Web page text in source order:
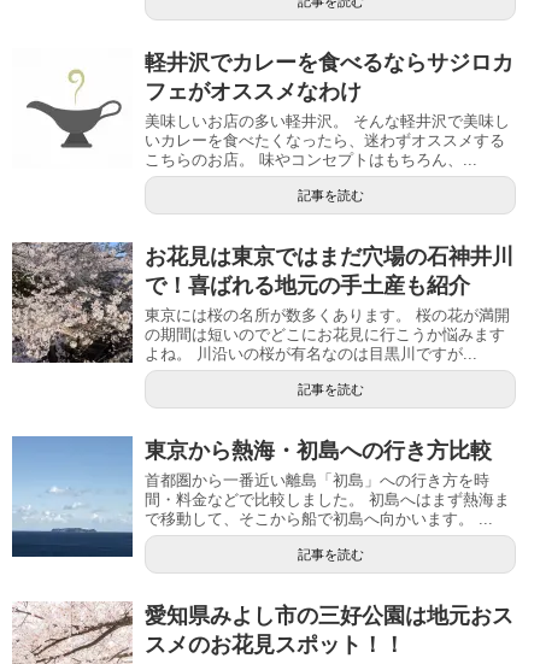
軽井沢でカレーを食べるならサジロカ
フェがオススメなわけ
美味しいお店の多い軽井沢。 そんな軽井沢で美味し
いカレーを食べたくなったら、迷わずオススメする
こちらのお店。 味やコンセプトはもちろん、...
記事を読む
お花見は東京ではまだ穴場の石神井川
で！喜ばれる地元の手土産も紹介
東京には桜の名所が数多くあります。 桜の花が満開
の期間は短いのでどこにお花見に行こうか悩みます
よね。 川沿いの桜が有名なのは目黒川ですが...
記事を読む
東京から熱海・初島への行き方比較
首都圏から一番近い離島「初島」への行き方を時
間・料金などで比較しました。 初島へはまず熱海ま
で移動して、そこから船で初島へ向かいます。 ...
記事を読む
愛知県みよし市の三好公園は地元おス
スメのお花見スポット！！